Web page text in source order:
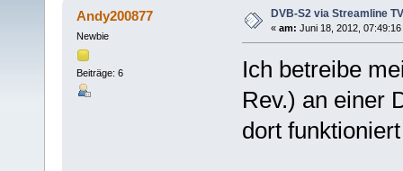
Andy200877
Newbie
Beiträge: 6
DVB-S2 via Streamline
« am: Juni 18, 2012,
Ich betreibe
Rev.) an einer
dort